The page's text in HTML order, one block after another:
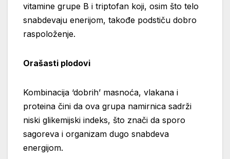
vitamine grupe B i triptofan koji, osim što telo
snabdevaju enerijom, takođe podstiču dobro
raspoloženje.
Orašasti plodovi
Kombinacija ‘dobrih’ masnoća, vlakana i
proteina čini da ova grupa namirnica sadrži
niski glikemijski indeks, što znači da sporo
sagoreva i organizam dugo snabdeva
energijom.